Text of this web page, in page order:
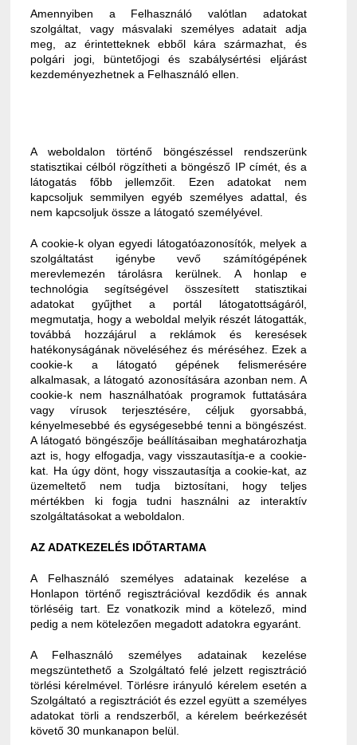
Amennyiben a Felhasználó valótlan adatokat
szolgáltat, vagy másvalaki személyes adatait adja
meg, az érintetteknek ebből kára származhat, és
polgári jogi, büntetőjogi és szabálysértési eljárást
kezdeményezhetnek a Felhasználó ellen.
A weboldalon történő böngészéssel rendszerünk
statisztikai célból rögzítheti a böngésző IP címét, és a
látogatás főbb jellemzőit. Ezen adatokat nem
kapcsoljuk semmilyen egyéb személyes adattal, és
nem kapcsoljuk össze a látogató személyével.
A cookie-k olyan egyedi látogatóazonosítók, melyek a
szolgáltatást igénybe vevő számítógépének
merevlemezén tárolásra kerülnek. A honlap e
technológia segítségével összesített statisztikai
adatokat gyűjthet a portál látogatottságáról,
megmutatja, hogy a weboldal melyik részét látogatták,
továbbá hozzájárul a reklámok és keresések
hatékonyságának növeléséhez és méréséhez. Ezek a
cookie-k a látogató gépének felismerésére
alkalmasak, a látogató azonosítására azonban nem. A
cookie-k nem használhatóak programok futtatására
vagy vírusok terjesztésére, céljuk gyorsabbá,
kényelmesebbé és egységesebbé tenni a böngészést.
A látogató böngészője beállításaiban meghatározhatja
azt is, hogy elfogadja, vagy visszautasítja-e a cookie-
kat. Ha úgy dönt, hogy visszautasítja a cookie-kat, az
üzemeltető nem tudja biztosítani, hogy teljes
mértékben ki fogja tudni használni az interaktív
szolgáltatásokat a weboldalon.
AZ ADATKEZELÉS IDŐTARTAMA
A Felhasználó személyes adatainak kezelése a
Honlapon történő regisztrációval kezdődik és annak
törléséig tart. Ez vonatkozik mind a kötelező, mind
pedig a nem kötelezően megadott adatokra egyaránt.
A Felhasználó személyes adatainak kezelése
megszüntethető a Szolgáltató felé jelzett regisztráció
törlési kérelmével. Törlésre irányuló kérelem esetén a
Szolgáltató a regisztrációt és ezzel együtt a személyes
adatokat törli a rendszerből, a kérelem beérkezését
követő 30 munkanapon belül.